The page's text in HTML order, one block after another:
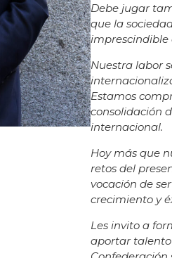
Debe jugar
que la
imprescindible
Nuestra labor
Estamos
consolidación
internacional.
Hoy más que
retos del
vocación de
crecimiento y
Les invito a
aportar talento